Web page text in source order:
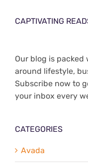
CAPTIVATING
Our blog is
around lifestyle,
Subscribe now to
your inbox every
CATEGORIES
Avada